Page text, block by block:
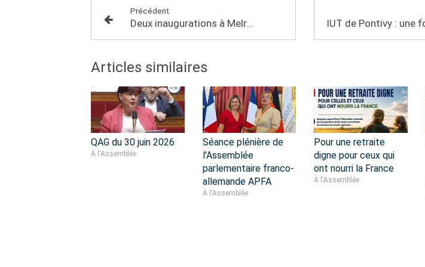
Précédent
Deux inaugurations à Melrand
Articles similaires
QAG du 30 juin 2026
À l'Assemblée
Séance plénière de
l'Assemblée
parlementaire franco-
allemande APFA
À l'Assemblée
Pour une retraite
digne pour ceux qui
ont nourri la France
À l'Assemblée